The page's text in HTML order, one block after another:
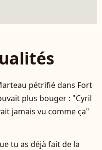
pétrifié dans Fort
plus bouger : "Cyril
jamais vu comme ça"
tu as déjà fait de la